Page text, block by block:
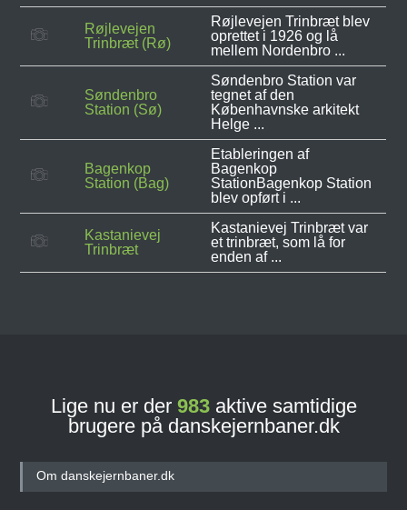
Røjlevejen
Trinbræt (Rø)
Røjlevejen Trinbræt blev
oprettet i 1926 og lå
mellem Nordenbro ...
Søndenbro
Station (Sø)
Søndenbro Station var
tegnet af den
Københavnske arkitekt
Helge ...
Bagenkop
Station (Bag)
Etableringen af
Bagenkop
StationBagenkop Station
blev opført i ...
Kastanievej
Trinbræt
Kastanievej Trinbræt var
et trinbræt, som lå for
enden af ...
Lige nu er der 983aktive samtidige
brugere på danskejernbaner.dk
Om danskejernbaner.dk